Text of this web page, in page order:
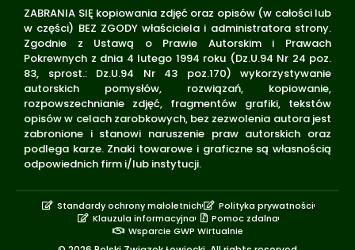
ZABRANIA SIĘ kopiowania zdjęć oraz opisów (w całości lub
w części) BEZ ZGODY właściciela i administratora strony.
Zgodnie z Ustawą o Prawie Autorskim i Prawach
Pokrewnych z dnia 4 lutego 1994 roku (Dz.U.94 Nr 24 poz.
83, sprost.: Dz.U.94 Nr 43 poz.170) wykorzystywanie
autorskich pomysłów, rozwiązań, kopiowanie,
rozpowszechnianie zdjęć, fragmentów grafiki, tekstów
opisów w celach zarobkowych, bez zezwolenia autora jest
zabronione i stanowi naruszenie praw autorskich oraz
podlega karze. Znaki towarowe i graficzne są własnością
odpowiednich firm i/lub instytucji.
Standardy ochrony małoletnich
Polityka prywatności
Klauzula informacyjna
Pomoc zdalna
Wsparcie GWP Wirtualnie